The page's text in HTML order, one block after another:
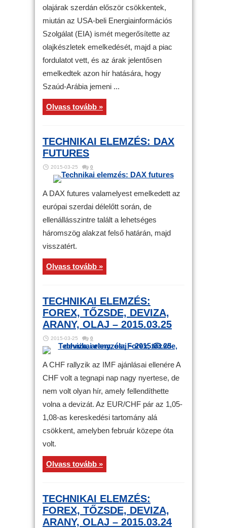
olajárak szerdán először csökkentek,
miután az USA-beli Energiainformációs
Szolgálat (EIA) ismét megerősítette az
olajkészletek emelkedését, majd a piac
fordulatot vett, és az árak jelentősen
emelkedtek azon hír hatására, hogy
Szaúd-Arábia jemeni ...
Olvass tovább »
TECHNIKAI ELEMZÉS: DAX
FUTURES
2015-03-25 0
A DAX futures valamelyest emelkedett az
európai szerdai délelőtt során, de
ellenállásszintre talált a lehetséges
háromszög alakzat felső határán, majd
visszatért.
Olvass tovább »
TECHNIKAI ELEMZÉS:
FOREX, TŐZSDE, DEVIZA,
ARANY, OLAJ – 2015.03.25
2015-03-25 0
A CHF rallyzik az IMF ajánlásai ellenére A
CHF volt a tegnapi nap nagy nyertese, de
nem volt olyan hír, amely fellendíthette
volna a devizát. Az EUR/CHF pár az 1,05-
1,08-as kereskedési tartomány alá
csökkent, amelyben február közepe óta
volt.
Olvass tovább »
TECHNIKAI ELEMZÉS:
FOREX, TŐZSDE, DEVIZA,
ARANY, OLAJ – 2015.03.24